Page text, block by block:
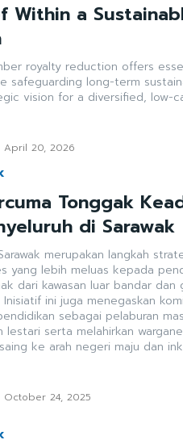
Within a
royalty reduction offers
safeguarding long-term
vision for a diversified, low-
April 20, 2026
Tonggak
di Sarawak
merupakan langkah
yang lebih meluas kepada
dari kawasan luar bandar dan
sebagai pelaburan
serta melahirkan
ke arah negeri maju dan
October 24, 2025